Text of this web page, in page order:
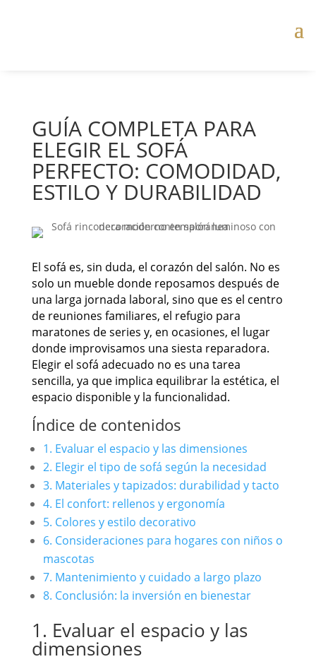
GUÍA COMPLETA PARA
ELEGIR EL SOFÁ
PERFECTO: COMODIDAD,
ESTILO Y DURABILIDAD
El sofá es, sin duda, el corazón del salón. No es
solo un mueble donde reposamos después de
una larga jornada laboral, sino que es el centro
de reuniones familiares, el refugio para
maratones de series y, en ocasiones, el lugar
donde improvisamos una siesta reparadora.
Elegir el sofá adecuado no es una tarea
sencilla, ya que implica equilibrar la estética, el
espacio disponible y la funcionalidad.
Índice de contenidos
1. Evaluar el espacio y las dimensiones
2. Elegir el tipo de sofá según la necesidad
3. Materiales y tapizados: durabilidad y tacto
4. El confort: rellenos y ergonomía
5. Colores y estilo decorativo
6. Consideraciones para hogares con niños o
mascotas
7. Mantenimiento y cuidado a largo plazo
8. Conclusión: la inversión en bienestar
1. Evaluar el espacio y las
dimensiones